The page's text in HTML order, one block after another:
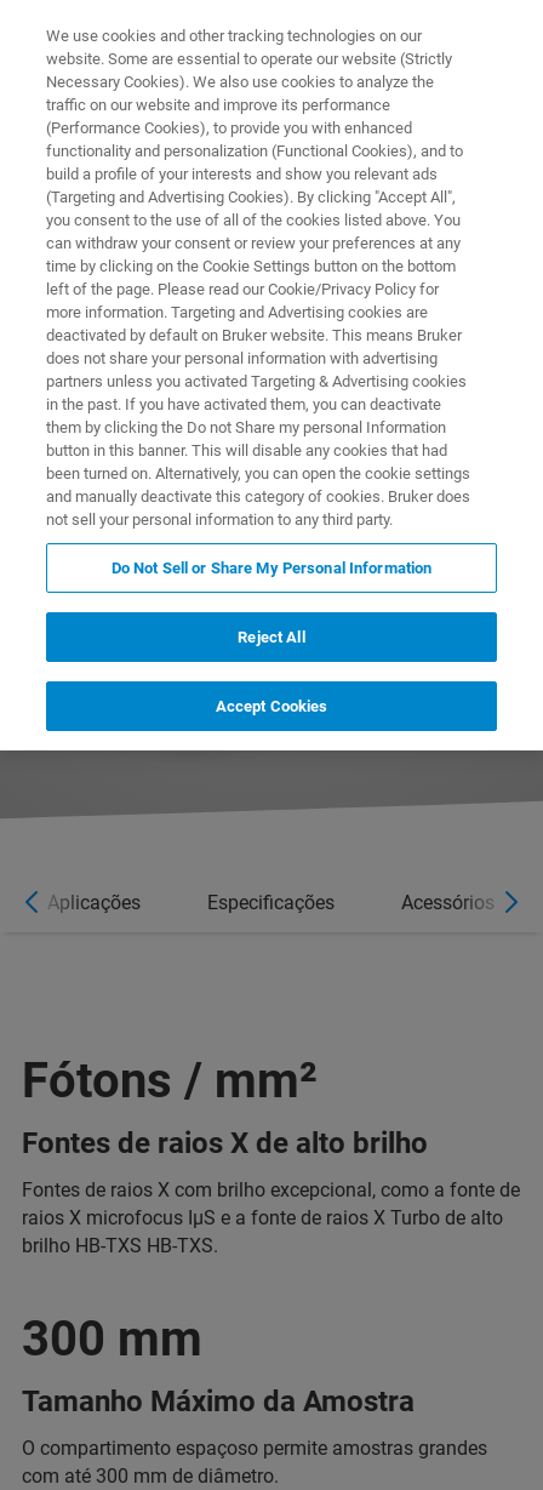
DIFRAÇÃO DE RAIOS X (XRD)
D8 DISCOVER
A solução XRD mais versátil e flexível para
atender perfeitamente aos requisitos de
pesquisa, desenvolvimento e controle de
qualidade na indústria e na academia.
Aplicações Especificações Acessórios
Fótons / mm²
Fontes de raios X de alto brilho
Fontes de raios X com brilho excepcional, como a fonte de
raios X microfocus IµS e a fonte de raios X Turbo de alto
brilho HB-TXS HB-TXS.
300 mm
Tamanho Máximo da Amostra
O compartimento espaçoso permite amostras grandes
com até 300 mm de diâmetro.
We use cookies and other tracking technologies on our
website. Some are essential to operate our website (Strictly
Necessary Cookies). We also use cookies to analyze the
traffic on our website and improve its performance
(Performance Cookies), to provide you with enhanced
functionality and personalization (Functional Cookies), and to
build a profile of your interests and show you relevant ads
(Targeting and Advertising Cookies). By clicking "Accept All",
you consent to the use of all of the cookies listed above. You
can withdraw your consent or review your preferences at any
time by clicking on the Cookie Settings button on the bottom
left of the page. Please read our Cookie/Privacy Policy for
more information. Targeting and Advertising cookies are
deactivated by default on Bruker website. This means Bruker
does not share your personal information with advertising
partners unless you activated Targeting & Advertising cookies
in the past. If you have activated them, you can deactivate
them by clicking the Do not Share my personal Information
button in this banner. This will disable any cookies that had
been turned on. Alternatively, you can open the cookie settings
and manually deactivate this category of cookies. Bruker does
not sell your personal information to any third party.
Do Not Sell or Share My Personal Information
Reject All
Accept Cookies